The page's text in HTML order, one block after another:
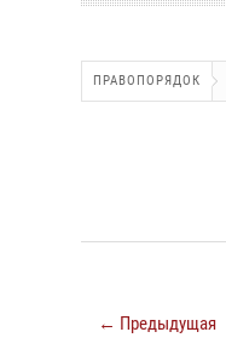
ПРАВОПОРЯДОК
← Предыдущая